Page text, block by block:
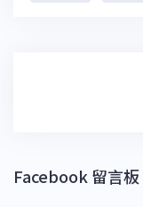
Facebook 留言板